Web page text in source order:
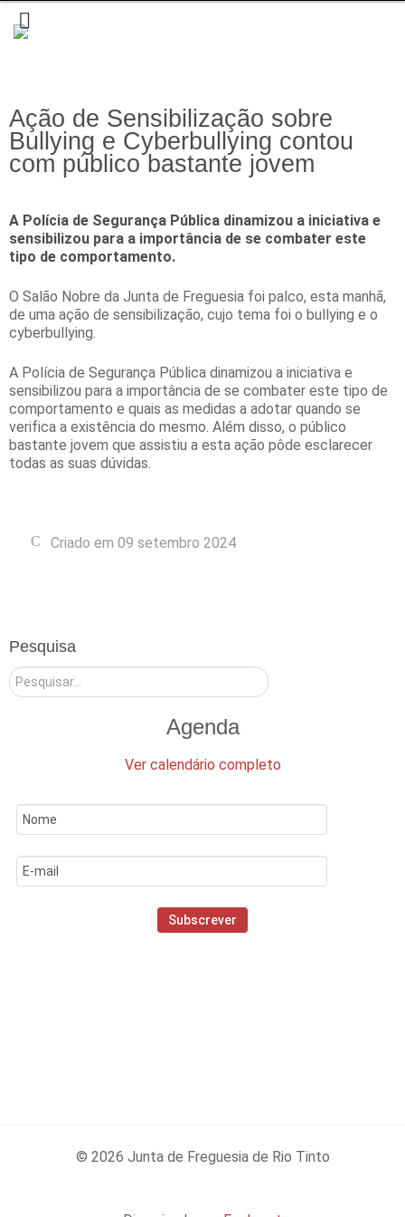
Pesquisa
Pesquisar
Agenda
Ver calendário completo
Ação de Sensibilização sobre
Bullying e Cyberbullying contou
com público bastante jovem
A Polícia de Segurança Pública dinamizou a iniciativa e
sensibilizou para a importância de se combater este
tipo de comportamento.
O Salão Nobre da Junta de Freguesia foi palco, esta manhã,
de uma ação de sensibilização, cujo tema foi o bullying e o
cyberbullying.
A Polícia de Segurança Pública dinamizou a iniciativa e
sensibilizou para a importância de se combater este tipo de
comportamento e quais as medidas a adotar quando se
verifica a existência do mesmo. Além disso, o público
bastante jovem que assistiu a esta ação pôde esclarecer
todas as suas dúvidas.
Criado em 09 setembro 2024
© 2026 Junta de Freguesia de Rio Tinto